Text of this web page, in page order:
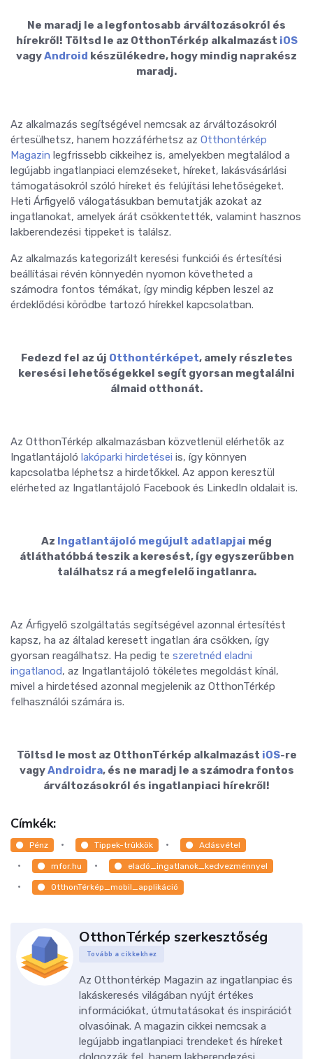
Ne maradj le a legfontosabb árváltozásokról és
hírekről! Töltsd le az OtthonTérkép alkalmazást iOS
vagyAndroid készülékedre, hogy mindig naprakész
maradj.
Az alkalmazás segítségével nemcsak az árváltozásokról
értesülhetsz, hanem hozzáférhetsz az Otthontérkép
Magazin legfrissebb cikkeihez is, amelyekben megtalálod a
legújabb ingatlanpiaci elemzéseket, híreket, lakásvásárlási
támogatásokról szóló híreket és felújítási lehetőségeket.
Heti Árfigyelő válogatásukban bemutatják azokat az
ingatlanokat, amelyek árát csökkentették, valamint hasznos
lakberendezési tippeket is találsz.
Az alkalmazás kategorizált keresési funkciói és értesítési
beállításai révén könnyedén nyomon követheted a
számodra fontos témákat, így mindig képben leszel az
érdeklődési körödbe tartozó hírekkel kapcsolatban.
Fedezd fel az új Otthontérképet, amely részletes
keresési lehetőségekkel segít gyorsan megtalálni
álmaid otthonát.
Az OtthonTérkép alkalmazásban közvetlenül elérhetők az
Ingatlantájoló lakóparki hirdetései is, így könnyen
kapcsolatba léphetsz a hirdetőkkel. Az appon keresztül
elérheted az Ingatlantájoló Facebook és LinkedIn oldalait is.
Az Ingatlantájoló megújult adatlapjai még
átláthatóbbá teszik a keresést, így egyszerűbben
találhatsz rá a megfelelő ingatlanra.
Az Árfigyelő szolgáltatás segítségével azonnal értesítést
kapsz, ha az általad keresett ingatlan ára csökken, így
gyorsan reagálhatsz. Ha pedig te szeretnéd eladni
ingatlanod, az Ingatlantájoló tökéletes megoldást kínál,
mivel a hirdetésed azonnal megjelenik az OtthonTérkép
felhasználói számára is.
Töltsd le most az OtthonTérkép alkalmazást iOS-re
vagyAndroidra, és ne maradj le a számodra fontos
árváltozásokról és ingatlanpiaci hírekről!
Címkék:
Pénz Tippek-trükkök Adásvétel
mfor.hu eladó_ingatlanok_kedvezménnyel
OtthonTérkép_mobil_applikáció
OtthonTérkép szerkesztőség
Tovább a cikkekhez
Az Otthontérkép Magazin az ingatlanpiac és
lakáskeresés világában nyújt értékes
információkat, útmutatásokat és inspirációt
olvasóinak. A magazin cikkei nemcsak a
legújabb ingatlanpiaci trendeket és híreket